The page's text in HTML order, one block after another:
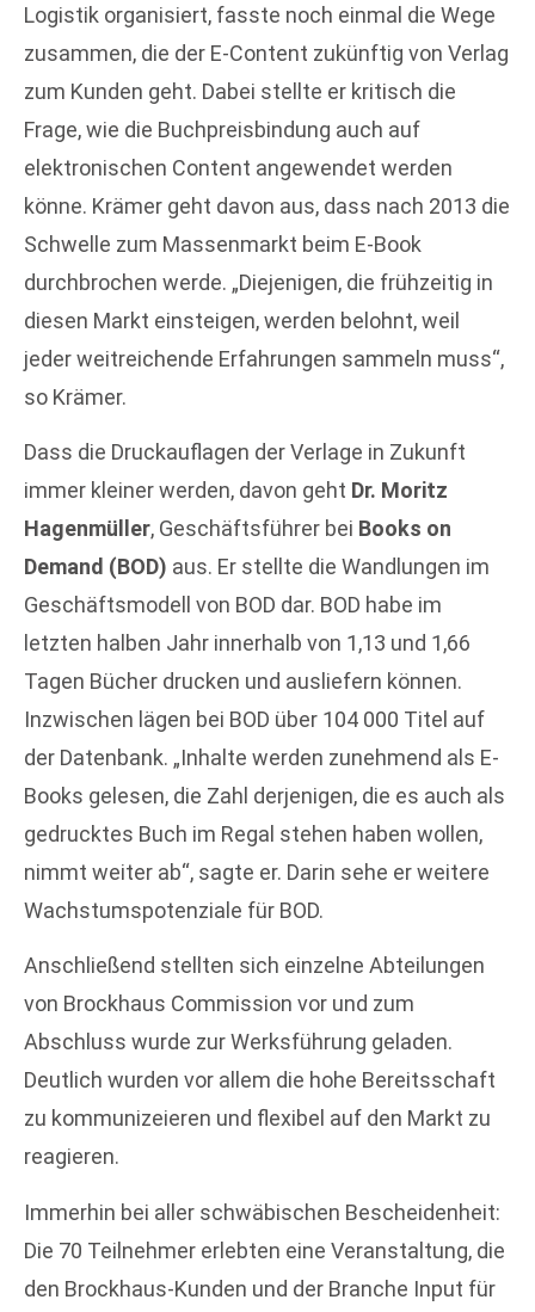
Logistik organisiert, fasste noch einmal die Wege
zusammen, die der E-Content zukünftig von Verlag
zum Kunden geht. Dabei stellte er kritisch die
Frage, wie die Buchpreisbindung auch auf
elektronischen Content angewendet werden
könne. Krämer geht davon aus, dass nach 2013 die
Schwelle zum Massenmarkt beim E-Book
durchbrochen werde. „Diejenigen, die frühzeitig in
diesen Markt einsteigen, werden belohnt, weil
jeder weitreichende Erfahrungen sammeln muss“,
so Krämer.
Dass die Druckauflagen der Verlage in Zukunft
immer kleiner werden, davon geht Dr. Moritz
Hagenmüller, Geschäftsführer bei Books on
Demand (BOD) aus. Er stellte die Wandlungen im
Geschäftsmodell von BOD dar. BOD habe im
letzten halben Jahr innerhalb von 1,13 und 1,66
Tagen Bücher drucken und ausliefern können.
Inzwischen lägen bei BOD über 104 000 Titel auf
der Datenbank. „Inhalte werden zunehmend als E-
Books gelesen, die Zahl derjenigen, die es auch als
gedrucktes Buch im Regal stehen haben wollen,
nimmt weiter ab“, sagte er. Darin sehe er weitere
Wachstumspotenziale für BOD.
Anschließend stellten sich einzelne Abteilungen
von Brockhaus Commission vor und zum
Abschluss wurde zur Werksführung geladen.
Deutlich wurden vor allem die hohe Bereitsschaft
zu kommunizeieren und flexibel auf den Markt zu
reagieren.
Immerhin bei aller schwäbischen Bescheidenheit:
Die 70 Teilnehmer erlebten eine Veranstaltung, die
den Brockhaus-Kunden und der Branche Input für